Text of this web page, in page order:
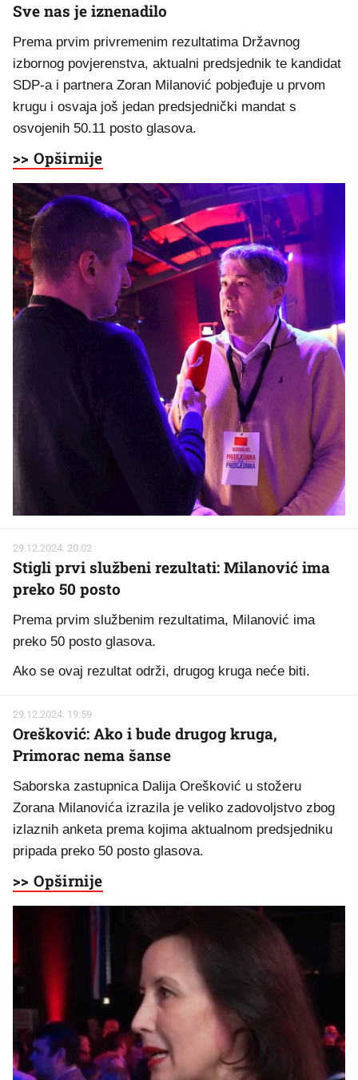
Sve nas je iznenadilo
Prema prvim privremenim rezultatima Državnog
izbornog povjerenstva, aktualni predsjednik te kandidat
SDP-a i partnera Zoran Milanović pobjeđuje u prvom
krugu i osvaja još jedan predsjednički mandat s
osvojenih 50.11 posto glasova.
>> Opširnije
29.12.2024. 20:02
Stigli prvi službeni rezultati: Milanović ima
preko 50 posto
Prema prvim službenim rezultatima, Milanović ima
preko 50 posto glasova.
Ako se ovaj rezultat održi, drugog kruga neće biti.
29.12.2024. 19:59
Orešković: Ako i bude drugog kruga,
Primorac nema šanse
Saborska zastupnica Dalija Orešković u stožeru
Zorana Milanovića izrazila je veliko zadovoljstvo zbog
izlaznih anketa prema kojima aktualnom predsjedniku
pripada preko 50 posto glasova.
>> Opširnije